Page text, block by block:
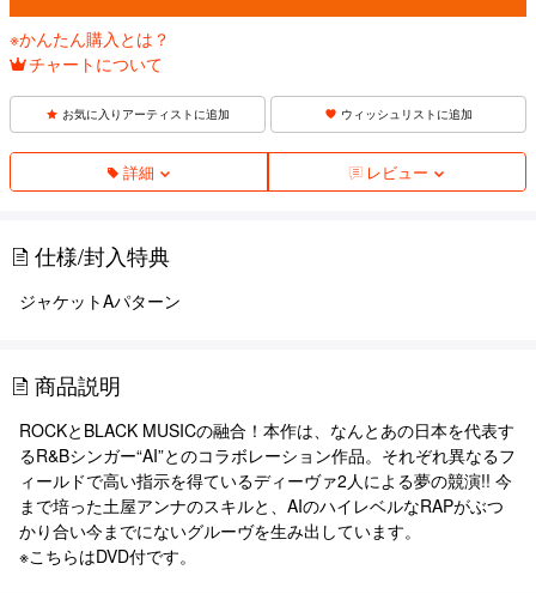
※かんたん購入とは？
チャートについて
お気に入りアーティストに追加 ウィッシュリストに追加
詳細 レビュー
仕様/封入特典
ジャケットAパターン
商品説明
ROCKとBLACK MUSICの融合！本作は、なんとあの日本を代表す
るR&Bシンガー“AI”とのコラボレーション作品。それぞれ異なるフ
ィールドで高い指示を得ているディーヴァ2人による夢の競演!! 今
まで培った土屋アンナのスキルと、AIのハイレベルなRAPがぶつ
かり合い今までにないグルーヴを生み出しています。
※こちらはDVD付です。